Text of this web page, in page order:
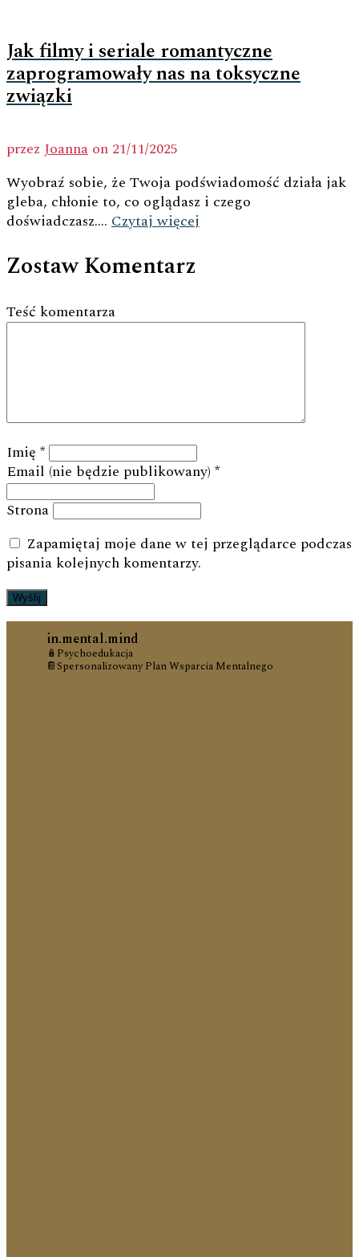
Jak filmy i seriale romantyczne
zaprogramowały nas na toksyczne
związki
przez Joanna on 21/11/2025
Wyobraź sobie, że Twoja podświadomość działa jak
gleba, chłonie to, co oglądasz i czego
doświadczasz.... Czytaj więcej
Zostaw Komentarz
Teść komentarza
Imię *
Email (nie będzie publikowany) *
Strona
Zapamiętaj moje dane w tej przeglądarce podczas
pisania kolejnych komentarzy.
in.mental.mind
🪆Psychoedukacja
📔Spersonalizowany Plan Wsparcia Mentalnego